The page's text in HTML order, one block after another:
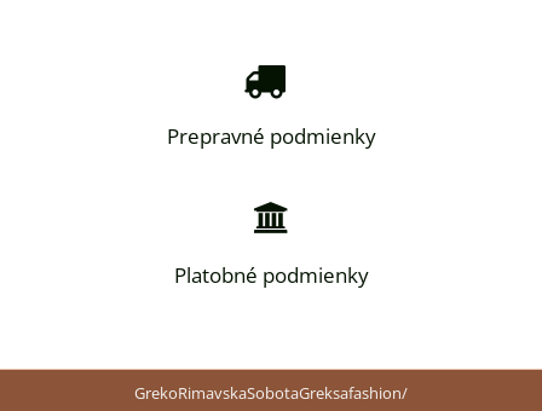
Prepravné podmienky
Platobné podmienky
GrekoRimavskaSobotaGreksafashion/